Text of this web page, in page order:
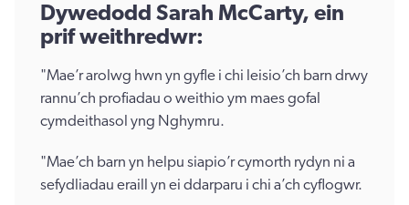
Dywedodd Sarah McCarty, ein
prif weithredwr:
"Mae’r arolwg hwn yn gyfle i chi leisio’ch barn drwy
rannu’ch profiadau o weithio ym maes gofal
cymdeithasol yng Nghymru.
"Mae’ch barn yn helpu siapio’r cymorth rydyn ni a
sefydliadau eraill yn ei ddarparu i chi a’ch cyflogwr.